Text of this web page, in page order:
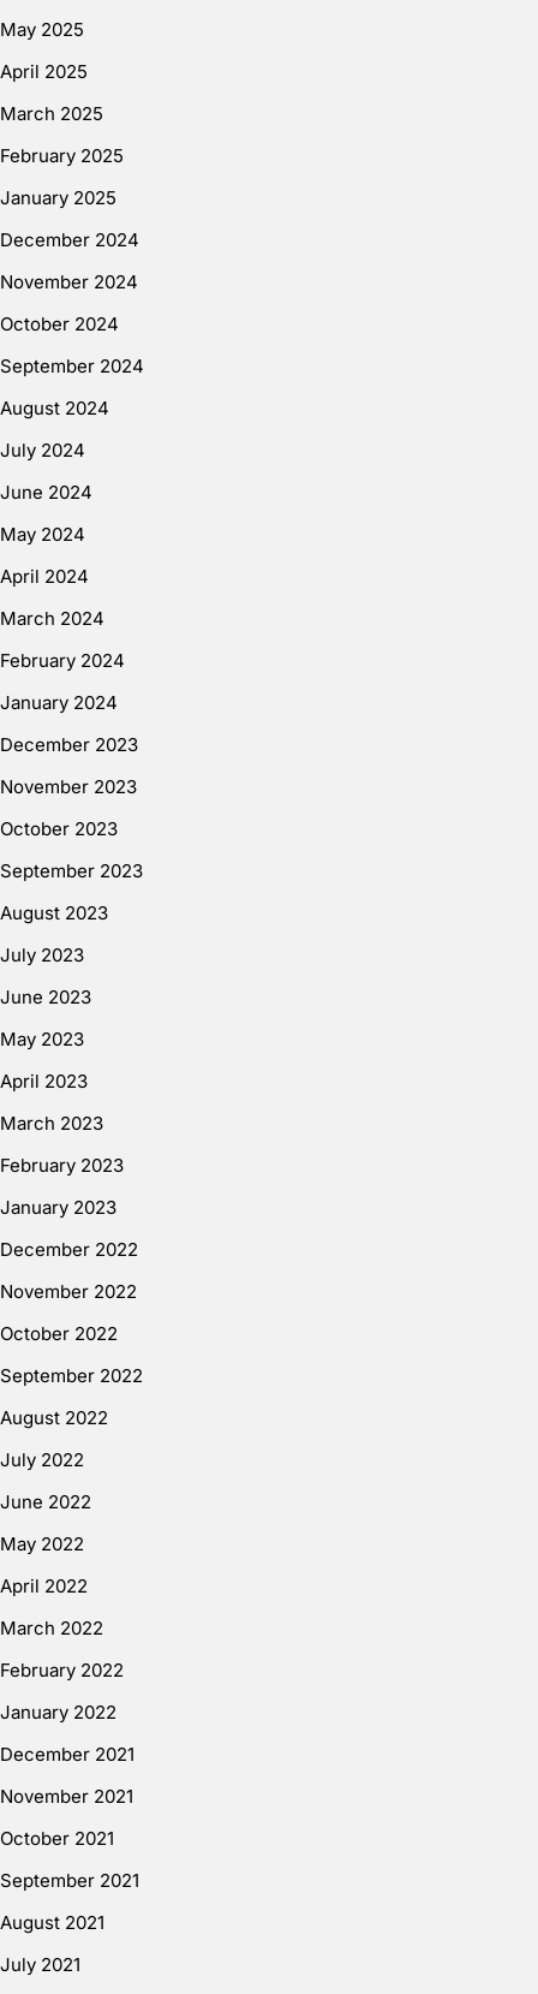
May 2025
April 2025
March 2025
February 2025
January 2025
December 2024
November 2024
October 2024
September 2024
August 2024
July 2024
June 2024
May 2024
April 2024
March 2024
February 2024
January 2024
December 2023
November 2023
October 2023
September 2023
August 2023
July 2023
June 2023
May 2023
April 2023
March 2023
February 2023
January 2023
December 2022
November 2022
October 2022
September 2022
August 2022
July 2022
June 2022
May 2022
April 2022
March 2022
February 2022
January 2022
December 2021
November 2021
October 2021
September 2021
August 2021
July 2021